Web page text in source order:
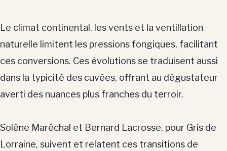
Le climat continental, les vents et la ventillation
naturelle limitent les pressions fongiques, facilitant
ces conversions. Ces évolutions se traduisent aussi
dans la typicité des cuvées, offrant au dégustateur
averti des nuances plus franches du terroir.
Solène Maréchal et Bernard Lacrosse, pour Gris de
Lorraine, suivent et relatent ces transitions de